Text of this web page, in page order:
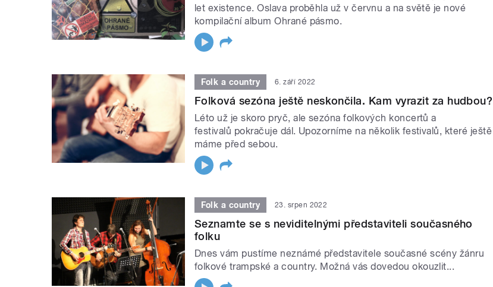
let existence. Oslava proběhla už v červnu a na světě je nové
kompilační album Ohrané pásmo.
Folk a country 6. září 2022
Folková sezóna ještě neskončila. Kam vyrazit za hudbou?
Léto už je skoro pryč, ale sezóna folkových koncertů a
festivalů pokračuje dál. Upozorníme na několik festivalů, které ještě
máme před sebou.
Folk a country 23. srpen 2022
Seznamte se s neviditelnými představiteli současného
folku
Dnes vám pustíme neznámé představitele současné scény žánru
folkové trampské a country. Možná vás dovedou okouzlit...